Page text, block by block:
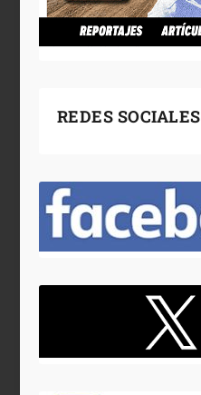
REDES SOCIALES